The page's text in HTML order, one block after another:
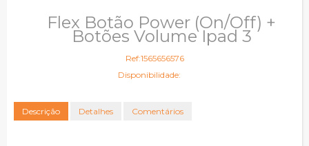
Flex Botão Power (On/Off) +
Botões Volume Ipad 3
Ref:1565656576
Disponibilidade:
Descrição Detalhes Comentários